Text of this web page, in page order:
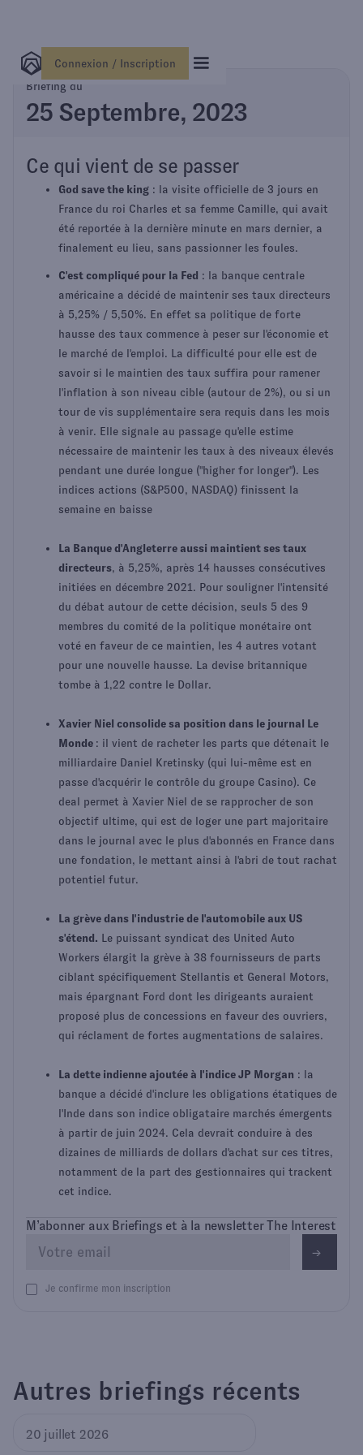
Connexion / Inscription
Briefing du
25 Septembre, 2023
Ce qui vient de se passer
God save the king : la visite officielle de 3 jours en
France du roi Charles et sa femme Camille, qui avait
été reportée à la dernière minute en mars dernier, a
finalement eu lieu, sans passionner les foules.
C'est compliqué pour la Fed : la banque centrale
américaine a décidé de maintenir ses taux directeurs
à 5,25% / 5,50%. En effet sa politique de forte
hausse des taux commence à peser sur l'économie et
le marché de l'emploi. La difficulté pour elle est de
savoir si le maintien des taux suffira pour ramener
l'inflation à son niveau cible (autour de 2%), ou si un
tour de vis supplémentaire sera requis dans les mois
à venir. Elle signale au passage qu'elle estime
nécessaire de maintenir les taux à des niveaux élevés
pendant une durée longue ("higher for longer"). Les
indices actions (S&P500, NASDAQ) finissent la
semaine en baisse
La Banque d'Angleterre aussi maintient ses taux
directeurs, à 5,25%, après 14 hausses consécutives
initiées en décembre 2021. Pour souligner l'intensité
du débat autour de cette décision, seuls 5 des 9
membres du comité de la politique monétaire ont
voté en faveur de ce maintien, les 4 autres votant
pour une nouvelle hausse. La devise britannique
tombe à 1,22 contre le Dollar.
Xavier Niel consolide sa position dans le journal Le
Monde : il vient de racheter les parts que détenait le
milliardaire Daniel Kretinsky (qui lui-même est en
passe d'acquérir le contrôle du groupe Casino). Ce
deal permet à Xavier Niel de se rapprocher de son
objectif ultime, qui est de loger une part majoritaire
dans le journal avec le plus d'abonnés en France dans
une fondation, le mettant ainsi à l'abri de tout rachat
potentiel futur.
La grève dans l'industrie de l'automobile aux US
s'étend. Le puissant syndicat des United Auto
Workers élargit la grève à 38 fournisseurs de parts
ciblant spécifiquement Stellantis et General Motors,
mais épargnant Ford dont les dirigeants auraient
proposé plus de concessions en faveur des ouvriers,
qui réclament de fortes augmentations de salaires.
La dette indienne ajoutée à l'indice JP Morgan : la
banque a décidé d'inclure les obligations étatiques de
l'Inde dans son indice obligataire marchés émergents
à partir de juin 2024. Cela devrait conduire à des
dizaines de milliards de dollars d'achat sur ces titres,
notamment de la part des gestionnaires qui trackent
cet indice.
M’abonner aux Briefings et à la newsletter The Interest
Je confirme mon inscription
Autres briefings récents
20 juillet 2026